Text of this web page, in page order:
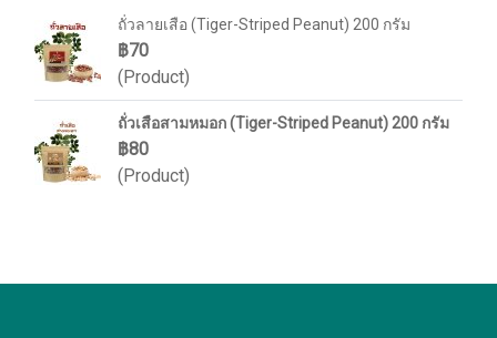
ถั่วลายเสือ (Tiger-Striped Peanut) 200 กรัม
฿70
(Product)
ถั่วเสือสามหมอก (Tiger-Striped Peanut) 200 กรัม
฿80
(Product)